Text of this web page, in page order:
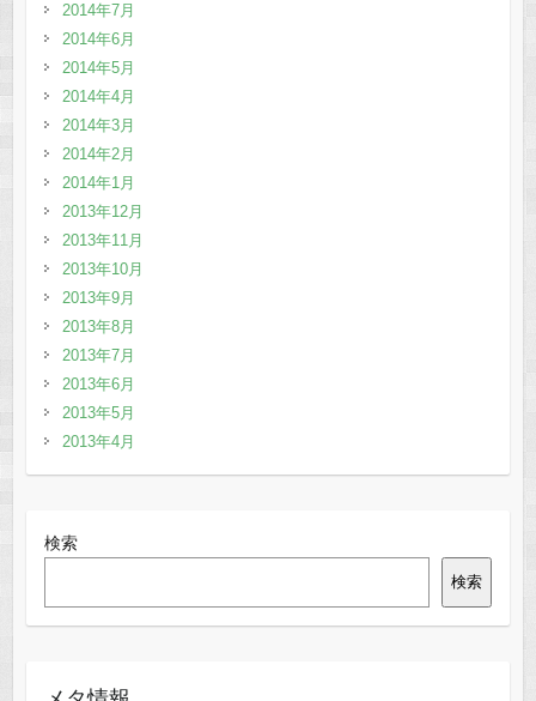
2014年7月
2014年6月
2014年5月
2014年4月
2014年3月
2014年2月
2014年1月
2013年12月
2013年11月
2013年10月
2013年9月
2013年8月
2013年7月
2013年6月
2013年5月
2013年4月
検索
検索